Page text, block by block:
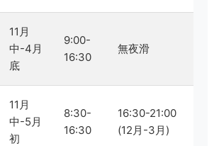
11月
中-4月
底
9:00-
16:30
無夜滑
11月
中-5月
初
8:30-
16:30
16:30-21:00
(12月-3月)